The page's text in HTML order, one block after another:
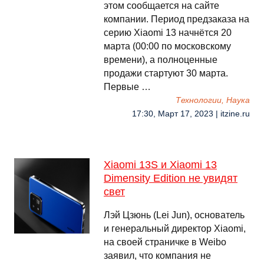
этом сообщается на сайте
компании. Период предзаказа на
серию Xiaomi 13 начнётся 20
марта (00:00 по московскому
времени), а полноценные
продажи стартуют 30 марта.
Первые …
Технологии, Наука
17:30, Март 17, 2023 | itzine.ru
Xiaomi 13S и Xiaomi 13
Dimensity Edition не увидят
свет
Лэй Цзюнь (Lei Jun), основатель
и генеральный директор Xiaomi,
на своей страничке в Weibo
заявил, что компания не